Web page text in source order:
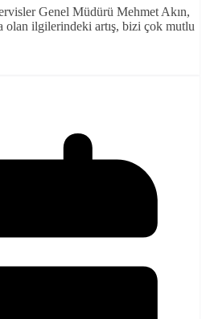
Genel Müdürü Mehmet Akın,
olan ilgilerindeki artış, bizi çok mutlu